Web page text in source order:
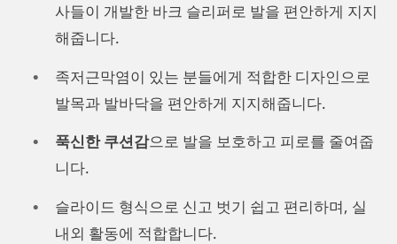
사들이 개발한 바크 슬리퍼로 발을 편안하게 지지
해줍니다.
족저근막염이 있는 분들에게 적합한 디자인으로
발목과 발바닥을 편안하게 지지해줍니다.
푹신한 쿠션감으로 발을 보호하고 피로를 줄여줍
니다.
슬라이드 형식으로 신고 벗기 쉽고 편리하며, 실
내외 활동에 적합합니다.